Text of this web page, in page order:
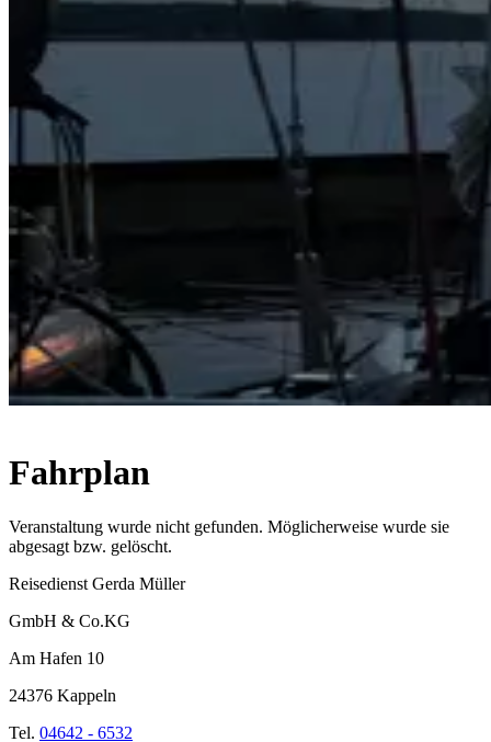
Fahrplan
Veranstaltung wurde nicht gefunden. Möglicherweise wurde sie
abgesagt bzw. gelöscht.
Reisedienst Gerda Müller
GmbH & Co.KG
Am Hafen 10
24376 Kappeln
Tel. 04642 - 6532